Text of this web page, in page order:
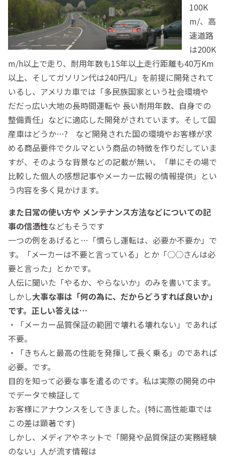
100K
m/、高
速道路
は200K
m/h以上で走り、耐用年数も15年以上走行距離も40万Km
以上、そしてガソリン代は240円/L」を前提に開発されて
いるし、アメリカ車では「多民族国家という社会環境や
だだっ広い大地の長時間運転や 長い耐用年数、自身での
整備責任」などに適応した開発がされています。そして国
産車はどうか…? など開発された国の環境やお客様が求
める商品要件でクルマという商品の特徴を作りだしていま
すが、そのような背景などの記載が無い、「単にその場で
比較した個人の感想記事やメーカー広報の情報提供」とい
う内容を多く見かけます。
また日常の使い方や メンテナンス方法などについての記
事の信憑性などもそうです
一つの例をあげると…「慣らし運転は、必要か不要か」で
す。「メーカーは不要と言っている」とか「○○さんは必
要と言った」とかです。
人伝に聞いた「やるか、やらないか」のみを書いてます。
しかし大事な事は「何の為に、だからどうすれば良いか」
です。正しい答えは…
・「メーカー品質保証の範囲で壊れる壊れない」であれば
不要。
・「きちんと最高の性能を発揮して長く乗る」のであれば
必要。です。
目的を知って必要な事を遣るのです。私は実際の開発の中
でデータで検証して
お客様にアナウンスをしてきました。(特に高性能車では
この差は顕著です)
しかし、メディアやネットで「開発や品質保証の実務経験
のない」人が流す情報は